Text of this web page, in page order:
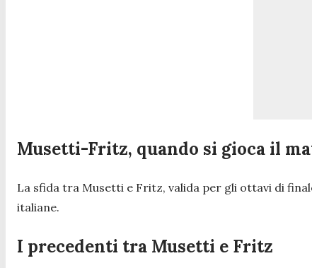
Musetti-Fritz, quando si gioca il
La sfida tra Musetti e Fritz, valida per gli ottavi di
italiane.
I precedenti tra Musetti e Fritz